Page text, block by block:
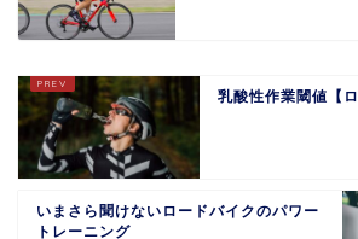
乳酸性作業閾値【
いまさら聞けないロードバイクのパワー
トレーニング